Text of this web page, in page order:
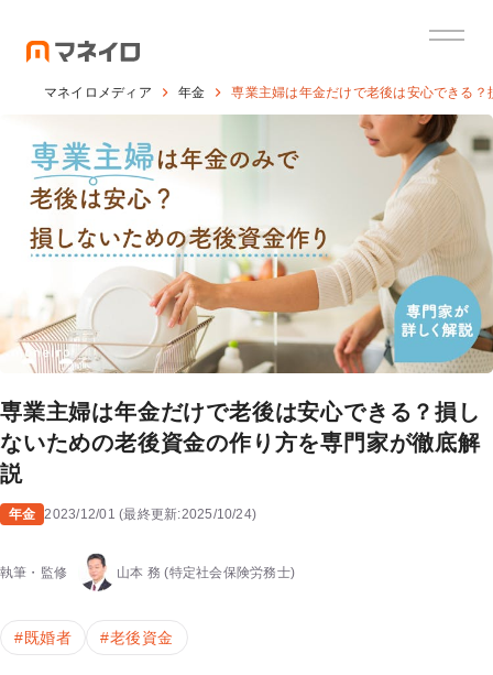
マネイロメディア 年金 専業主婦は年金だけで老後は安心できる
専業主婦は年金だけで老後は安心できる？損し
ないための老後資金の作り方を専門家が徹底解
説
年金 2023/12/01 (最終更新:2025/10/24)
執筆・監修 山本 務 (特定社会保険労務士)
#既婚者 #老後資金